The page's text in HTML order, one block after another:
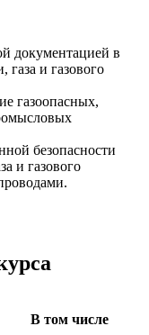
документацией в
газа и газового
газоопасных,
безопасности
и газового
В том числе